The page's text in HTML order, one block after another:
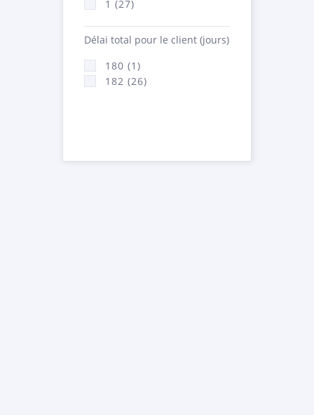
1 (27)
Délai total pour le client (jours)
180 (1)
182 (26)